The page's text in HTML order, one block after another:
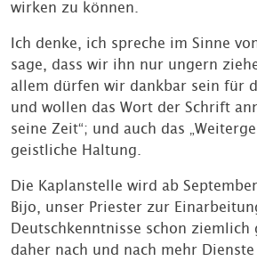
wirken zu können.
Ich denke, ich spreche im Sinne
sage, dass wir ihn nur ungern
allem dürfen wir dankbar sein für
und wollen das Wort der Schrift
seine Zeit“; und auch das
geistliche Haltung.
Die Kaplanstelle wird ab
Bijo, unser Priester zur
Deutschkenntnisse schon
daher nach und nach mehr